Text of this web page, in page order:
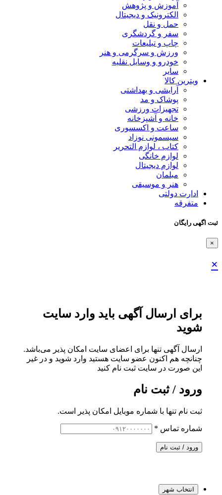
آموزش و پژوهش
الکترونیک و دیجیتال
حمل و نقل
سفر و گردشگری
چاپ و تبلیعات
ورزش و سرگرمی و هنر
خودرو و وسایل نقلیه
سایر
ویترین کالا
آرایشی و بهداشتی
پوشاک و مد
تجهیزات ورزشی
خانه و آشپزخانه
ساعت و اکسسوری
سیسمونی نوزاد
کتاب ، لوازم التحریر
لوازم خانگی
لوازم دیجیتال
مبلمان
هنر و موسیقی
ادارت دولتی
متفرقه
ثبت اگهی رایگان
×
×
برای ارسال آگهی باید وارد سایت
شوید
ارسال آگهی تنها برای اعضای سایت امکان پذیر می‌باشد.
چنانچه هم‌ اکنون عضو سایت هستید وارد شوید و در غیر
این صورت در سایت ثبت نام کنید
ورود / ثبت نام
ثبت نام تنها با شماره موبایل امکان پذیر است.
شماره تماس *
ورود / ثبت نام
انتخاب شهر